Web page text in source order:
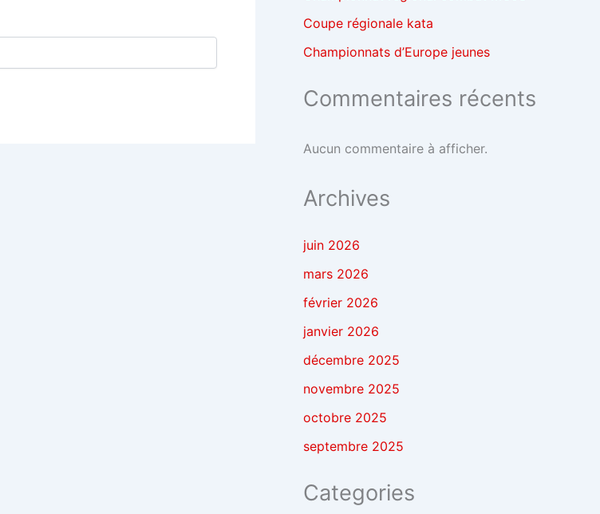
Coupe régionale kata
Championnats d’Europe jeunes
Commentaires récents
Aucun commentaire à afficher.
Archives
juin 2026
mars 2026
février 2026
janvier 2026
décembre 2025
novembre 2025
octobre 2025
septembre 2025
Categories